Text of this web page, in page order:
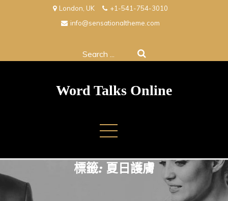
London, UK
+1-541-754-3010
info@sensationaltheme.com
Search
Word Talks Online
標籤: 夏日護膚